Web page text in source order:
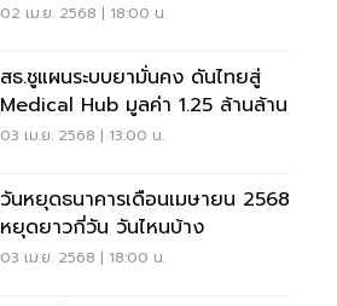
02 เม.ย. 2568 | 18:00 น.
สธ.ชูแผนระบบยามั่นคง ดันไทยสู่
Medical Hub มูลค่า 1.25 ล้านล้าน
03 เม.ย. 2568 | 13:00 น.
วันหยุดธนาคารเดือนเมษายน 2568
หยุดยาวกี่วัน วันไหนบ้าง
03 เม.ย. 2568 | 18:00 น.